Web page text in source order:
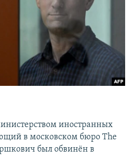
иностранных
в московском бюро The
был обвинён в